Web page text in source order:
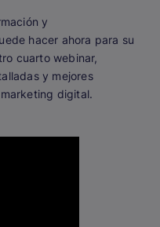
y
hacer ahora para su
cuarto webinar,
y mejores
digital.